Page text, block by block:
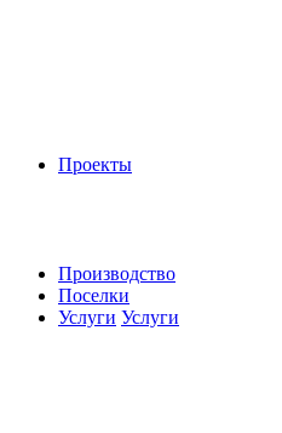
Проекты
Производство
Поселки
Услуги Услуги